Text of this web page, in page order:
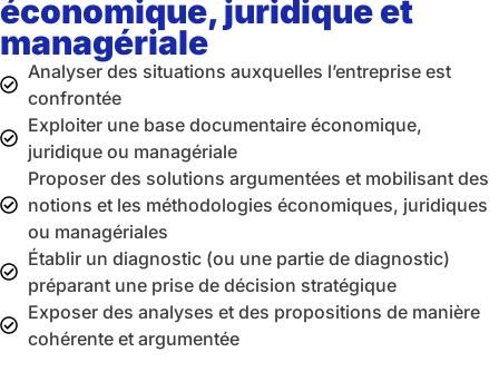
économique, juridique et
managériale
Analyser des situations auxquelles l’entreprise est
confrontée
Exploiter une base documentaire économique,
juridique ou managériale
Proposer des solutions argumentées et mobilisant des
notions et les méthodologies économiques, juridiques
ou managériales
Établir un diagnostic (ou une partie de diagnostic)
préparant une prise de décision stratégique
Exposer des analyses et des propositions de manière
cohérente et argumentée